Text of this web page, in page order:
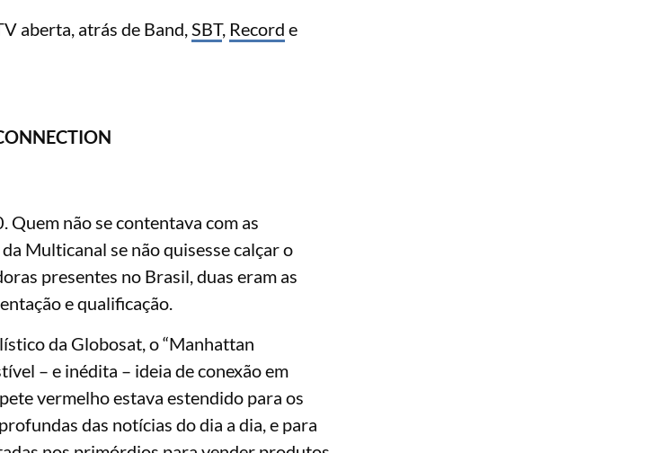
aberta, atrás de Band, SBT, Record e
Quem não se contentava com as
Multicanal se não quisesse calçar o
presentes no Brasil, duas eram as
e qualificação.
da Globosat, o “Manhattan
– e inédita – ideia de conexão em
vermelho estava estendido para os
das notícias do dia a dia, e para